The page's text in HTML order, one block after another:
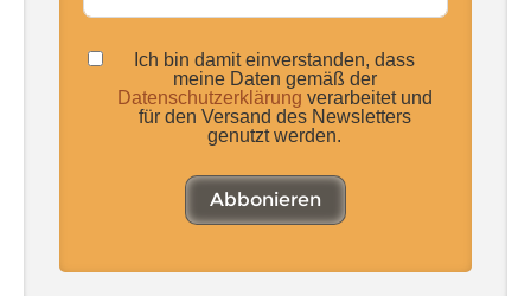
Ich bin damit einverstanden, dass
meine Daten gemäß der
Datenschutzerklärung verarbeitet und
für den Versand des Newsletters
genutzt werden.
Abbonieren